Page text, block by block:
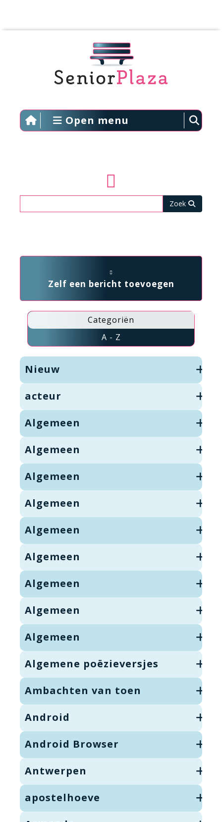
Open menu
Zelf een bericht toevoegen
Categoriën
A - Z
Nieuw
acteur
Algemeen
Algemeen
Algemeen
Algemeen
Algemeen
Algemeen
Algemeen
Algemeen
Algemeen
Algemene poëzieversjes
Ambachten van toen
Android
Android Browser
Antwerpen
apostelhoeve